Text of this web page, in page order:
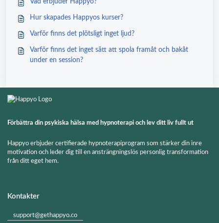
Vad erbjuder Happyo?
Hur skapades Happyos kurser?
Varför finns det plötsligt inget ljud?
Varför finns det inget sätt att spola framåt och bakåt
under en session?
Förbättra din psykiska hälsa med hypnoterapi och lev ditt liv fullt ut
Happyo erbjuder certifierade hypnoterapiprogram som stärker din inre
motivation och leder dig till en ansträngningslös personlig transformation
från ditt eget hem.
Kontakter
support@gethappyo.co